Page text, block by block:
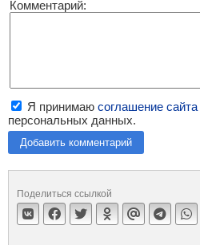
Комментарий:
Я принимаю соглашение сайта
персональных данных.
Добавить комментарий
Поделиться ссылкой